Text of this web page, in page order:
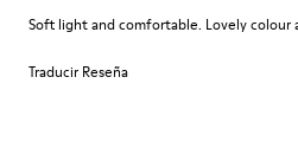
Soft light and comfortable. Lovely colour
Traducir Reseña